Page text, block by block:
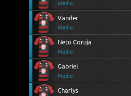
Medio
Vander
Medio
Neto Coruja
Medio
Gabriel
Medio
Charlys